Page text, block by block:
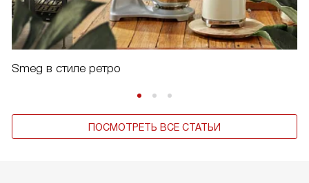
Smeg в стиле ретро
ПОСМОТРЕТЬ ВСЕ СТАТЬИ